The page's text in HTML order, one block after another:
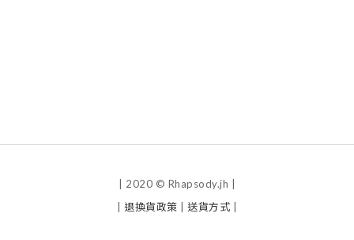
| 2020 © Rhapsody.jh |
退換貨政策 送貨方式